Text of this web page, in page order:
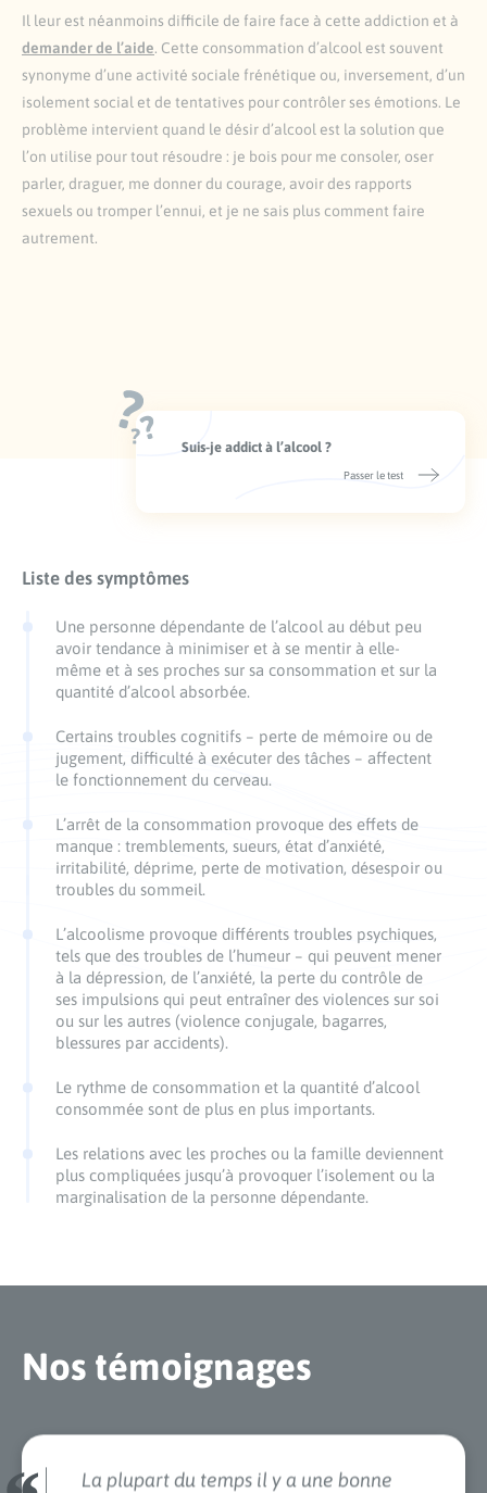
Il leur est néanmoins difficile de faire face à cette addiction et à
demander de l’aide. Cette consommation d’alcool est souvent
synonyme d’une activité sociale frénétique ou, inversement, d’un
isolement social et de tentatives pour contrôler ses émotions. Le
problème intervient quand le désir d’alcool est la solution que
l’on utilise pour tout résoudre : je bois pour me consoler, oser
parler, draguer, me donner du courage, avoir des rapports
sexuels ou tromper l’ennui, et je ne sais plus comment faire
autrement.
Suis-je addict à l’alcool ?
Passer le test
Liste des symptômes
Une personne dépendante de l’alcool au début peu
avoir tendance à minimiser et à se mentir à elle-
même et à ses proches sur sa consommation et sur la
quantité d’alcool absorbée.
Certains troubles cognitifs – perte de mémoire ou de
jugement, difficulté à exécuter des tâches – affectent
le fonctionnement du cerveau.
L’arrêt de la consommation provoque des effets de
manque : tremblements, sueurs, état d’anxiété,
irritabilité, déprime, perte de motivation, désespoir ou
troubles du sommeil.
L’alcoolisme provoque différents troubles psychiques,
tels que des troubles de l’humeur – qui peuvent mener
à la dépression, de l’anxiété, la perte du contrôle de
ses impulsions qui peut entraîner des violences sur soi
ou sur les autres (violence conjugale, bagarres,
blessures par accidents).
Le rythme de consommation et la quantité d’alcool
consommée sont de plus en plus importants.
Les relations avec les proches ou la famille deviennent
plus compliquées jusqu’à provoquer l’isolement ou la
marginalisation de la personne dépendante.
Nos témoignages
ambiance et les groupes m’apportent
A la clinique j’ai trouvé de l’aide pour